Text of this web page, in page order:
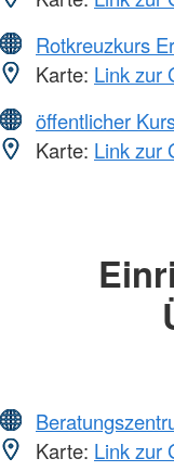
Rotkreuzkurs
Karte: Link zur
öffentlicher
Karte: Link zur
Karte: Link zur